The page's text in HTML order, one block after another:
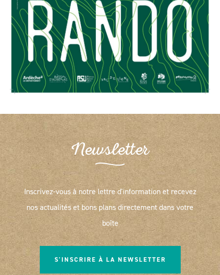
Newsletter
Inscrivez-vous à notre lettre d'information et recevez
nos actualités et bons plans directement dans votre
boîte
S'INSCRIRE À LA NEWSLETTER